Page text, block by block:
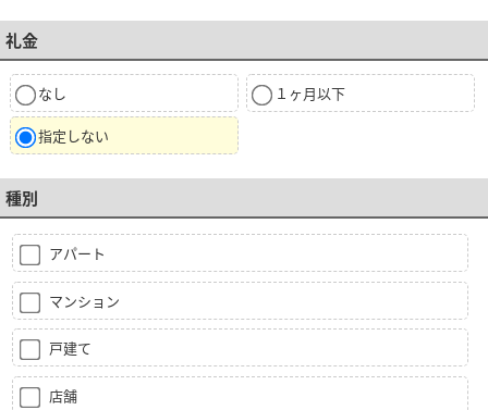
礼金
なし １ヶ月以下
指定しない
種別
アパート
マンション
戸建て
店舗